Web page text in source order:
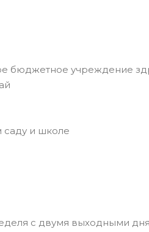
бюджетное учреждение
саду и школе
с двумя выходными